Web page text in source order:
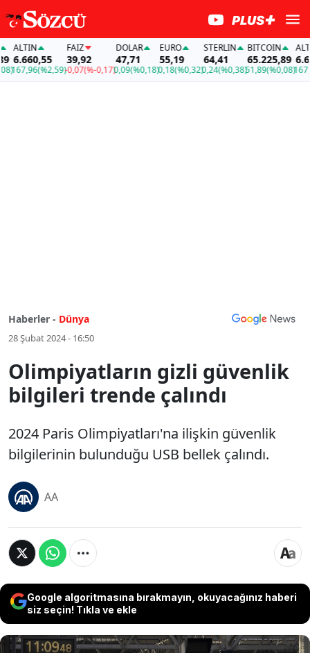
ALTIN
6.660,55
167,96(%2,59)
FAİZ
39,92
-0,07(%-0,17)
DOLAR
47,71
0,09(%0,18)
EURO
55,19
0,18(%0,32)
STERLIN
64,41
0,24(%0,38)
BITCOIN
65.225,89
51,89(%0,08)
ALTIN
167,96
Haberler - Dünya
28 Şubat 2024 - 16:50
Olimpiyatların gizli güvenlik
bilgileri trende çalındı
2024 Paris Olimpiyatları'na ilişkin güvenlik
bilgilerinin bulunduğu USB bellek çalındı.
AA
Google algoritmasına bırakmayın, okuyacağınız haberi
siz seçin! Tıkla ve ekle